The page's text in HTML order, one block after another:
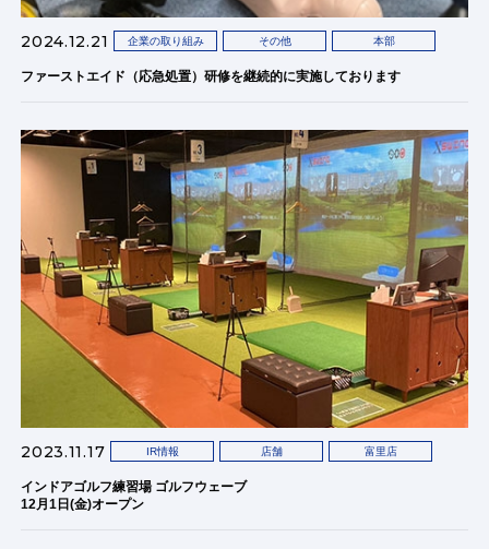
2024.12.21 企業の取り組み その他 本部
ファーストエイド（応急処置）研修を継続的に実施しております
2023.11.17 IR情報 店舗 富里店
インドアゴルフ練習場 ゴルフウェーブ
12月1日(金)オープン